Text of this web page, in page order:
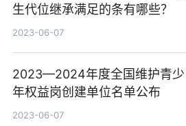
生代位继承满足的条有哪些？
2023-06-07
2023—2024年度全国维护青少
年权益岗创建单位名单公布
2023-06-07